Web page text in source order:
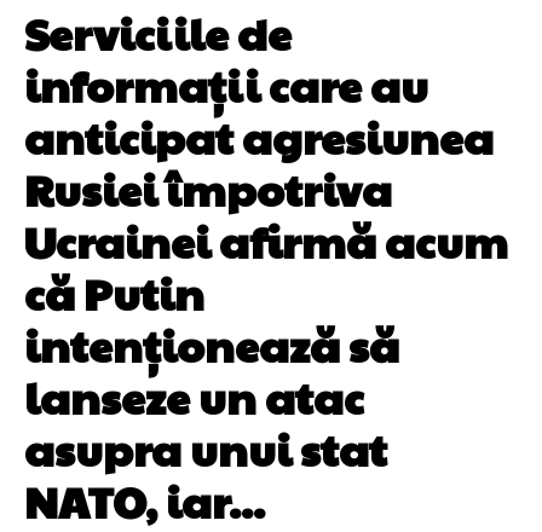
Serviciile de
informații care au
anticipat agresiunea
Rusiei împotriva
Ucrainei afirmă acum
că Putin
intenționează să
lanseze un atac
asupra unui stat
NATO, iar...